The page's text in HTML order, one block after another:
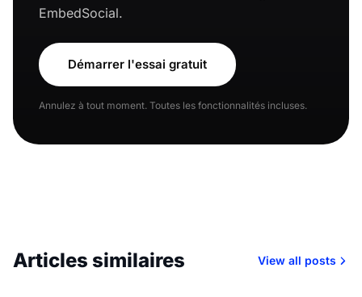
EmbedSocial.
Démarrer l'essai gratuit
Annulez à tout moment. Toutes les fonctionnalités incluses.
Articles similaires View all posts